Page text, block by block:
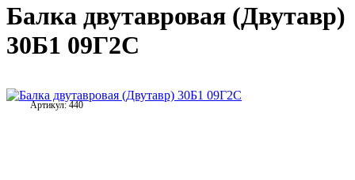
Балка двутавровая (Двутавр)
30Б1 09Г2С
Артикул:440